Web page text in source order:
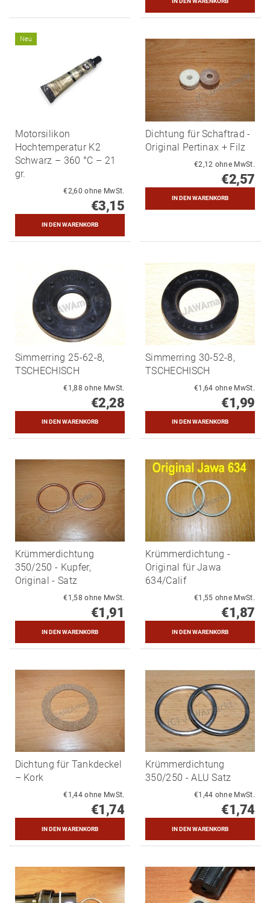
Neu
Motorsilikon
Hochtemperatur K2
Schwarz – 360 °C – 21
gr.
€2,60 ohne MwSt.
€3,15
Dichtung für Schaftrad -
Original Pertinax + Filz
€2,12 ohne MwSt.
€2,57
Simmerring 25-62-8,
TSCHECHISCH
€1,88 ohne MwSt.
€2,28
Simmerring 30-52-8,
TSCHECHISCH
€1,64 ohne MwSt.
€1,99
Krümmerdichtung
350/250 - Kupfer,
Original - Satz
€1,58 ohne MwSt.
€1,91
Krümmerdichtung -
Original für Jawa
634/Calif
€1,55 ohne MwSt.
€1,87
Dichtung für Tankdeckel
– Kork
€1,44 ohne MwSt.
€1,74
Krümmerdichtung
350/250 - ALU Satz
€1,44 ohne MwSt.
€1,74